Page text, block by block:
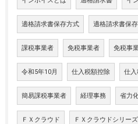
適格請求書保存方式 適格請求書保
課税事業者 免税事業者 免税事
令和5年10月 仕入税額控除 仕
簡易課税事業者 経理事務 省力
ＦＸクラウド ＦＸクラウドシリーズ